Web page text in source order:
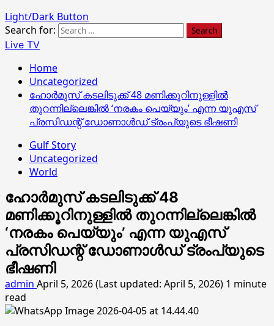
Light/Dark Button
Search for:
Live TV
Home
Uncategorized
ഹോർമുസ് കടലിടുക്ക് 48 മണിക്കൂറിനുള്ളിൽ
തുറന്നില്ലെങ്കിൽ ‘നരകം പെയ്യും’ എന്ന യുഎസ്
പ്രസിഡന്റ് ഡോണാൾഡ് ട്രംപ്യുടെ ഭീഷണി
Gulf Story
Uncategorized
World
ഹോർമുസ് കടലിടുക്ക് 48
മണിക്കൂറിനുള്ളിൽ തുറന്നില്ലെങ്കിൽ
‘നരകം പെയ്യും’ എന്ന യുഎസ്
പ്രസിഡന്റ് ഡോണാൾഡ് ട്രംപ്യുടെ
ഭീഷണി
admin April 5, 2026 (Last updated: April 5, 2026) 1 minute
read